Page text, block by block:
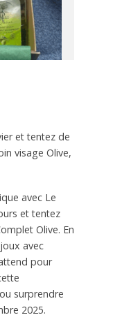
et tentez de
visage Olive,
avec Le
et tentez
Olive. En
avec
pour
surprendre
2025.